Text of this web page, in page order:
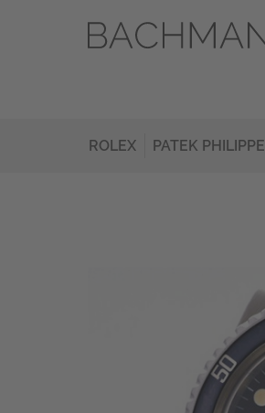
ROLEX PATEK PHILIPPE